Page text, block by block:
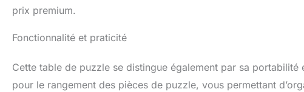
prix premium.
Fonctionnalité et praticité
Cette table de puzzle se distingue également par sa
pour le rangement des pièces de puzzle, vous permettant